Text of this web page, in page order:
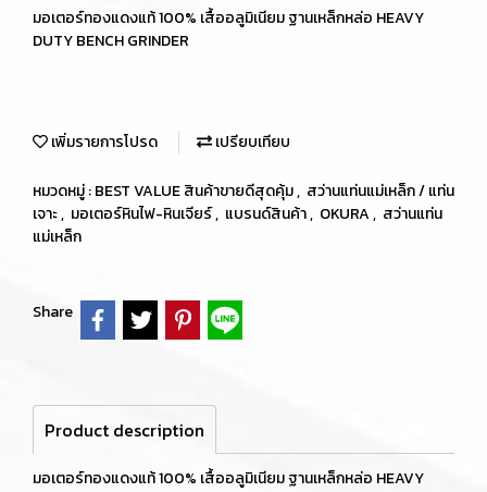
มอเตอร์ทองแดงแท้ 100% เสื้ออลูมิเนียม ฐานเหล็กหล่อ HEAVY
DUTY BENCH GRINDER
เพิ่มรายการโปรด เปรียบเทียบ
หมวดหมู่ :BEST VALUE สินค้าขายดีสุดคุ้ม, สว่านแท่นแม่เหล็ก / แท่น
เจาะ, มอเตอร์หินไฟ-หินเจียร์, แบรนด์สินค้า, OKURA, สว่านแท่น
แม่เหล็ก
Share
Product description
มอเตอร์ทองแดงแท้ 100% เสื้ออลูมิเนียม ฐานเหล็กหล่อ HEAVY